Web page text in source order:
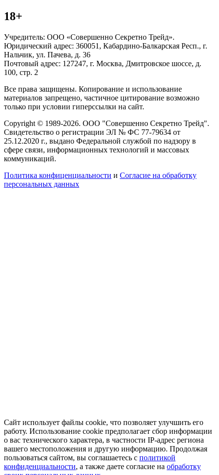
18+
Учредитель: ООО «Совершенно Секретно Трейд».
Юридический адрес: 360051, Кабардино-Балкарская Респ., г.
Нальчик, ул. Пачева, д. 36
Почтовый адрес: 127247, г. Москва, Дмитровское шоссе, д.
100, стр. 2
Все права защищены. Копирование и использование
материалов запрещено, частичное цитирование возможно
только при условии гиперссылки на сайт.
Copyright © 1989-2026. ООО "Совершенно Секретно Трейд".
Свидетельство о регистрации ЭЛ № ФС 77-79634 от
25.12.2020 г., выдано Федеральной службой по надзору в
сфере связи, информационных технологий и массовых
коммуникаций.
Политика конфиценциальности и Согласие на обработку
персональных данных
Сайт использует файлы cookie, что позволяет улучшить его
работу. Использование cookie предполагает сбор информации
о вас технического характера, в частности IP-адрес региона
вашего местоположения и другую информацию. Продолжая
пользоваться сайтом, вы соглашаетесь с политикой
конфиденциальности, а также даете согласие на обработку